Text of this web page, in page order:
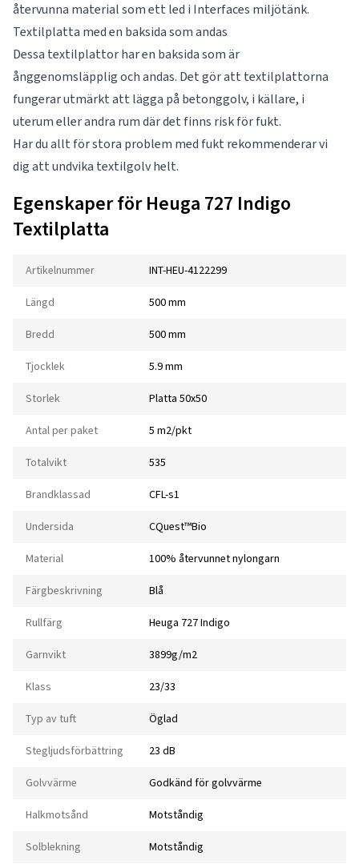
återvunna material som ett led i Interfaces miljötänk.
Textilplatta med en baksida som andas
Dessa textilplattor har en baksida som är
ånggenomsläpplig och andas. Det gör att textilplattorna
fungerar utmärkt att lägga på betonggolv, i källare, i
uterum eller andra rum där det finns risk för fukt.
Har du allt för stora problem med fukt rekommenderar vi
dig att undvika textilgolv helt.
Egenskaper för Heuga 727 Indigo
Textilplatta
Artikelnummer INT-HEU-4122299
Längd 500 mm
Bredd 500 mm
Tjocklek 5.9 mm
Storlek Platta 50x50
Antal per paket 5 m2/pkt
Totalvikt 535
Brandklassad CFL-s1
Undersida CQuest™Bio
Material 100% återvunnet nylongarn
Färgbeskrivning Blå
Rullfärg Heuga 727 Indigo
Garnvikt 3899g/m2
Klass 23/33
Typ av tuft Öglad
Stegljudsförbättring 23 dB
Golvvärme Godkänd för golvvärme
Halkmotsånd Motståndig
Solblekning Motståndig